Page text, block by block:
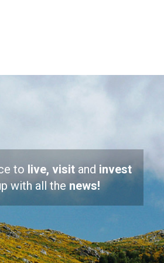
to live, visit and invest
with all thenews!